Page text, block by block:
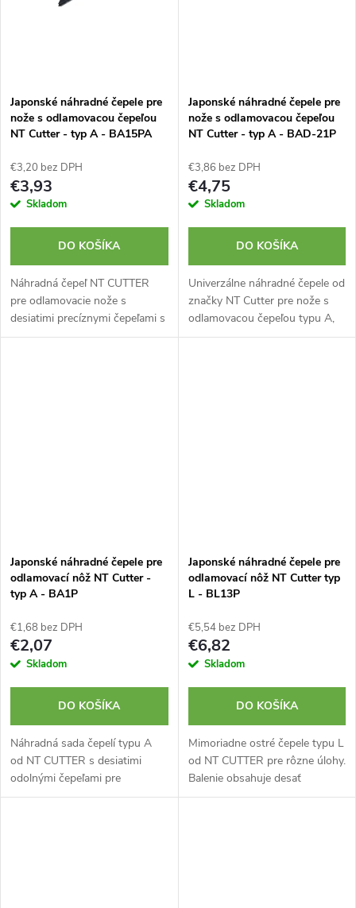
Japonské náhradné čepele pre
nože s odlamovacou čepeľou
NT Cutter - typ A - BA15PA
€3,20 bez DPH
€3,93
Skladom
DO KOŠÍKA
Náhradná čepeľ NT CUTTER
pre odlamovacie nože s
desiatimi precíznymi čepeľami s
uhlom 30° v balení.
Japonské náhradné čepele pre
nože s odlamovacou čepeľou
NT Cutter - typ A - BAD-21P
€3,86 bez DPH
€4,75
Skladom
DO KOŠÍKA
Univerzálne náhradné čepele od
značky NT Cutter pre nože s
odlamovacou čepeľou typu A,
ideálne na rezanie. hrúbka 0,38
Japonské náhradné čepele pre
odlamovací nôž NT Cutter -
typ A - BA1P
€1,68 bez DPH
€2,07
Skladom
DO KOŠÍKA
Náhradná sada čepelí typu A
od NT CUTTER s desiatimi
odolnými čepeľami pre
kancelárske a ľahké úlohy.
Japonské náhradné čepele pre
odlamovací nôž NT Cutter typ
L - BL13P
€5,54 bez DPH
€6,82
Skladom
DO KOŠÍKA
Mimoriadne ostré čepele typu L
od NT CUTTER pre rôzne úlohy.
Balenie obsahuje desať
náhradných čepelí s hrúbkou